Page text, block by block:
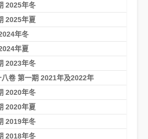
2025年冬
2025年夏
年冬
年夏
2023年冬
八卷 第一期 2021年及2022年
2020年冬
2020年夏
2019年冬
2018年冬